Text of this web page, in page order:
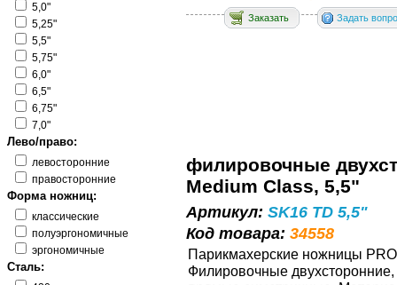
5,0"
5,25"
5,5"
5,75"
6,0"
6,5"
6,75"
7,0"
Лево/право:
левосторонние
правосторонние
Форма ножниц:
классические
полуэргономичные
эргономичные
Сталь:
Заказать Задать
филировочные
Medium Class, 5,5"
Артикул: SK16 TD 5,5"
Код товара: 34558
Парикмахерские ножницы
Филировочные